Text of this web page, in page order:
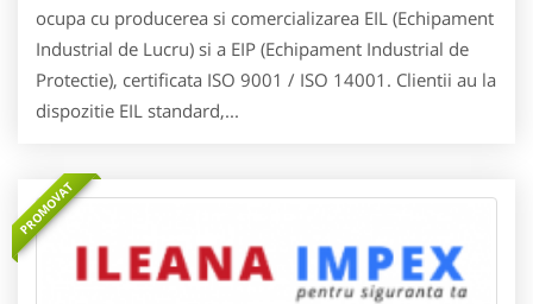
ocupa cu producerea si comercializarea EIL (Echipament
Industrial de Lucru) si a EIP (Echipament Industrial de
Protectie), certificata ISO 9001 / ISO 14001. Clientii au la
dispozitie EIL standard,...
PROMOVAT